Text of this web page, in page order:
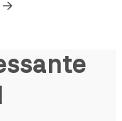
→